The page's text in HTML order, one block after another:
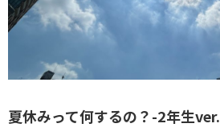
夏休みって何するの？-2年生ver.